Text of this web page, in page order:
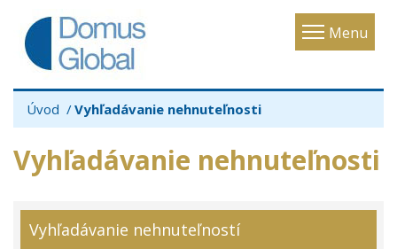
Menu
Toggle
Úvod Vyhľadávanie nehnuteľnosti
Vyhľadávanie nehnuteľnosti
Vyhľadávanie nehnuteľností